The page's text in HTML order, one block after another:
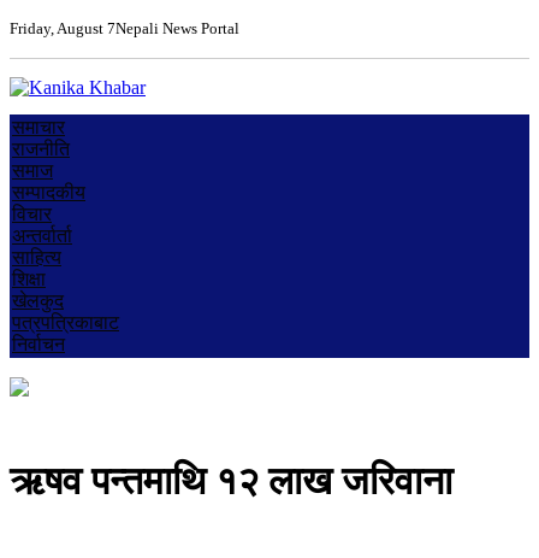
Friday, August 7Nepali News Portal
समाचार
राजनीति
समाज
सम्पादकीय
विचार
अन्तर्वार्ता
साहित्य
शिक्षा
खेलकुद
पत्रपत्रिकाबाट
निर्वाचन
ऋषव पन्तमाथि १२ लाख जरिवाना